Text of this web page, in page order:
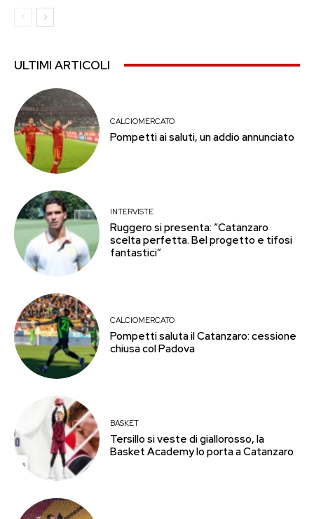
ULTIMI ARTICOLI
CALCIOMERCATO
Pompetti ai saluti, un addio annunciato
INTERVISTE
Ruggero si presenta: “Catanzaro
scelta perfetta. Bel progetto e tifosi
fantastici”
CALCIOMERCATO
Pompetti saluta il Catanzaro: cessione
chiusa col Padova
BASKET
Tersillo si veste di giallorosso, la
Basket Academy lo porta a Catanzaro